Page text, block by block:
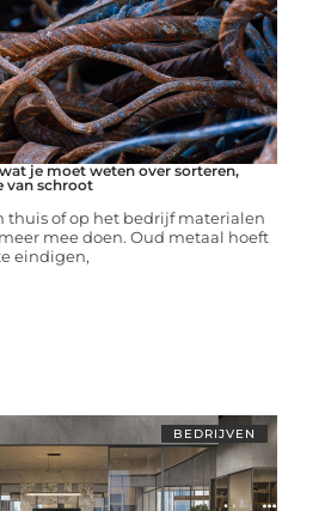
je moet weten over sorteren,
van schroot
thuis of op het bedrijf materialen
mee doen. Oud metaal hoeft
eindigen,
BEDRIJVEN